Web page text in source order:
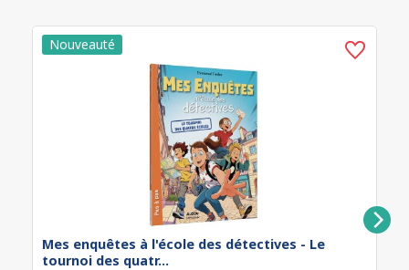
Mes enquêtes à l'école des détectives - Le
tournoi des quatr...